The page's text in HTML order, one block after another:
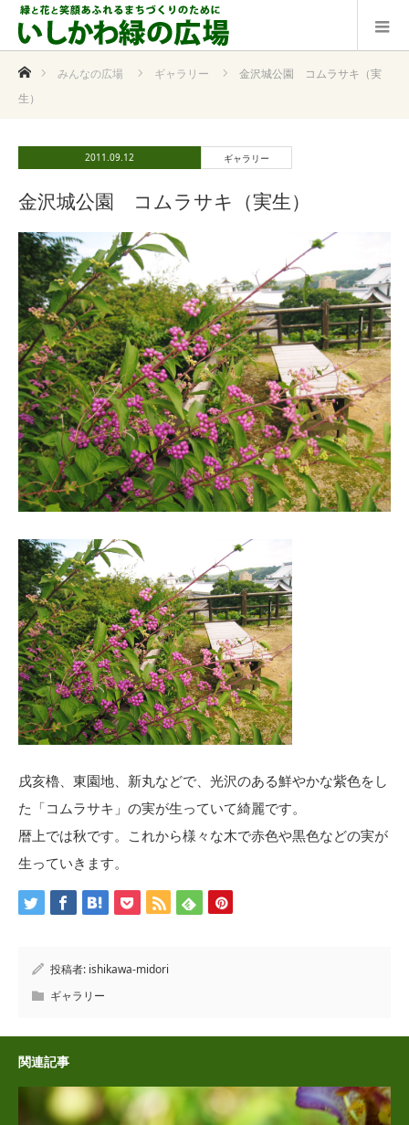
ホームみんなの広場 ギャラリー
金沢城公園 コムラサキ（実
生）
2011.09.12 ギャラリー
金沢城公園 コムラサキ（実生）
戌亥櫓、東園地、新丸などで、光沢のある鮮やかな紫色をし
た「コムラサキ」の実が生っていて綺麗です。
暦上では秋です。これから様々な木で赤色や黒色などの実が
生っていきます。
投稿者: ishikawa-midori
ギャラリー
関連記事